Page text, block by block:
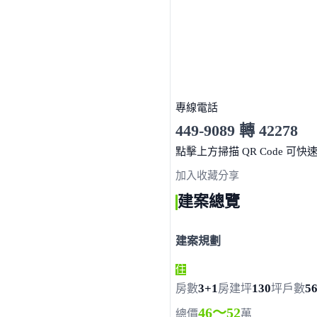
專線電話
449-9089 轉 42278
服務時間 10:00～19:00
點擊上方掃描 QR Code 可快
加入收藏分享
建案總覽
建案規劃
住
房數3+1房建坪130坪戶數56
總價46～52萬